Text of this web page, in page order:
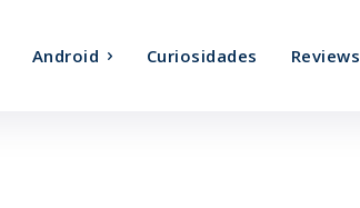
Android Curiosidades Reviews